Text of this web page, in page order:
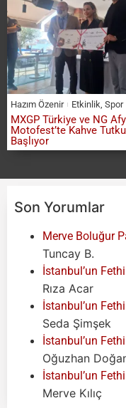
Hazım Özenir Etkinlik, Spor
MXGP Türkiye ve NG
Motofest’te Kahve
Başlıyor
Son Yorumlar
Merve Boluğur
Tuncay B.
İstanbul’un
Rıza Acar
İstanbul’un
Seda Şimşek
İstanbul’un
Oğuzhan
İstanbul’un
Merve Kılıç